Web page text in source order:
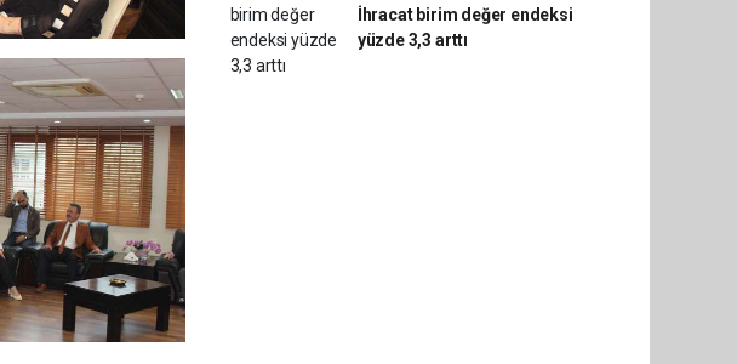
İhracat birim değer endeksi
yüzde 3,3 arttı